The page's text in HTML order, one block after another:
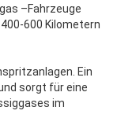
–Fahrzeuge
600 Kilometern
Ein
sorgt für eine
im